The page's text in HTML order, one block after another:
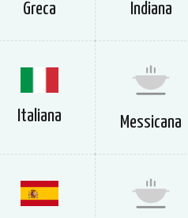
Greca Indiana
Italiana Messicana